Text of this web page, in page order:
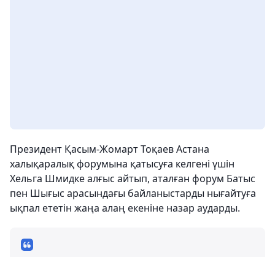
Президент Қасым-Жомарт Тоқаев Астана
халықаралық форумына қатысуға келгені үшін
Хельга Шмидке алғыс айтып, аталған форум Батыс
пен Шығыс арасындағы байланыстарды нығайтуға
ықпал ететін жаңа алаң екеніне назар аударды.